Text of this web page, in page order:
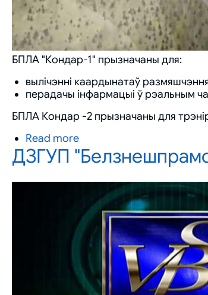
БПЛА "Кондар-1" прызначаны для:
вылічэнні каардынатаў
перадачы інфармацыі ў рэальным
БПЛА Кондар -2 прызначаны для
Read moreabout
Беспілотныя
авіяцыйныя
"Кондар"
ДЗГУП